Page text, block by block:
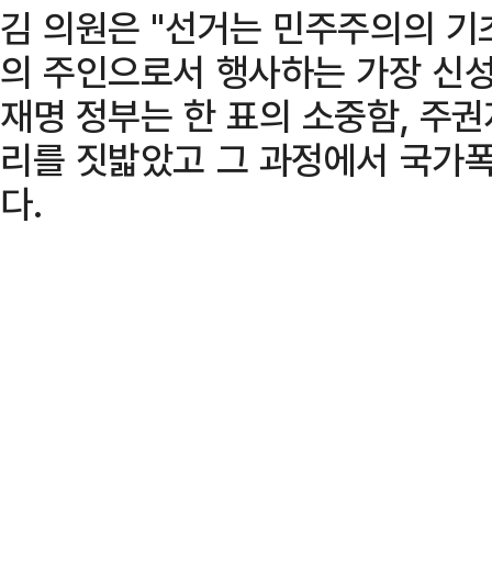
김 의원은 "선거는 민주주의의
의 주인으로서 행사하는 가장 신
재명 정부는 한 표의 소중함, 주
리를 짓밟았고 그 과정에서 국가
다.